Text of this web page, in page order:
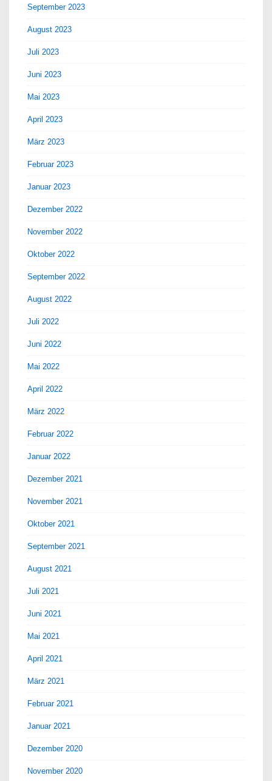
September 2023
August 2023
Juli 2023
Juni 2023
Mai 2023
April 2023
März 2023
Februar 2023
Januar 2023
Dezember 2022
November 2022
Oktober 2022
September 2022
August 2022
Juli 2022
Juni 2022
Mai 2022
April 2022
März 2022
Februar 2022
Januar 2022
Dezember 2021
November 2021
Oktober 2021
September 2021
August 2021
Juli 2021
Juni 2021
Mai 2021
April 2021
März 2021
Februar 2021
Januar 2021
Dezember 2020
November 2020